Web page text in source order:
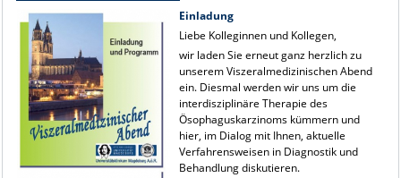
Einladung
Liebe Kolleginnen und Kollegen,
wir laden Sie erneut ganz herzlich zu
unserem Viszeralmedizinischen Abend
ein. Diesmal werden wir uns um die
interdisziplinäre Therapie des
Ösophaguskarzinoms kümmern und
hier, im Dialog mit Ihnen, aktuelle
Verfahrensweisen in Diagnostik und
Behandlung diskutieren.